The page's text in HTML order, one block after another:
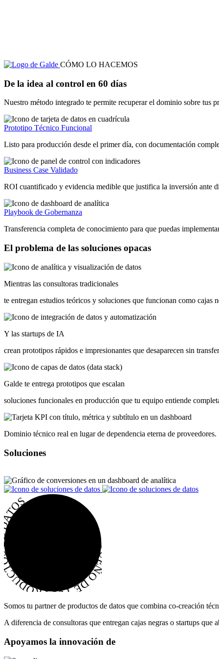
CÓMO LO HACEMOS
De la idea al control en 60 días
Nuestro método integrado te permite recuperar el dominio sobre tus
Prototipo Técnico Funcional
Listo para producción desde el primer día, con documentación
Business Case Validado
ROI cuantificado y evidencia medible que justifica la inversión ante
Playbook de Gobernanza
Transferencia completa de conocimiento para que puedas
El problema de las soluciones opacas
Mientras las consultoras tradicionales
te entregan estudios teóricos y soluciones que funcionan como
Y las startups de IA
crean prototipos rápidos e impresionantes que desaparecen sin
Galde te entrega prototipos que escalan
soluciones funcionales en producción que tu equipo entiende
Dominio técnico real en lugar de dependencia eterna de proveedores.
Soluciones
TUS PRODUCTOS DE DATOS
Somos tu partner de productos de datos que combina co-creación
A diferencia de consultoras que entregan cajas negras o startups
Apoyamos la innovación de